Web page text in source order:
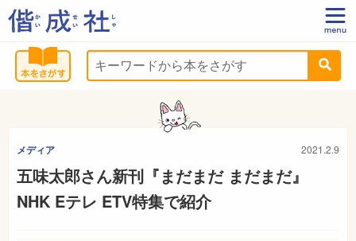
メディア 2021.2.9
五味太郎さん新刊『まだまだ まだまだ』
NHK Eテレ ETV特集で紹介